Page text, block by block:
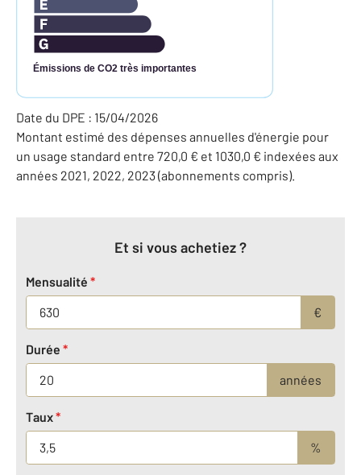
Émissions de CO2 très importantes
Date du DPE : 15/04/2026
Montant estimé des dépenses annuelles d'énergie pour
un usage standard entre 720,0 € et 1030,0 € indexées aux
années 2021, 2022, 2023 (abonnements compris).
Et si vous achetiez ?
Mensualité *
€
Durée *
années
Taux*
%